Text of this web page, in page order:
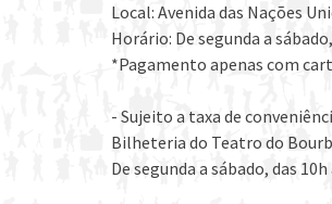
Local: Avenida das Nações
Horário: De segunda a
*Pagamento apenas com
- Sujeito a taxa de
Bilheteria do Teatro do
De segunda a sábado, das